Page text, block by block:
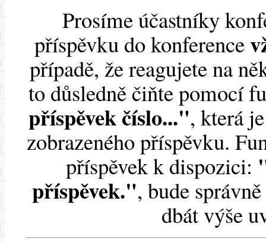
Prosíme účastníky
příspěvku do konference
případě, že reagujete na
to důsledně čiňte pomocí
příspěvek číslo...", která
zobrazeného příspěvku.
příspěvek k dispozici:
příspěvek.", bude
dbát výše